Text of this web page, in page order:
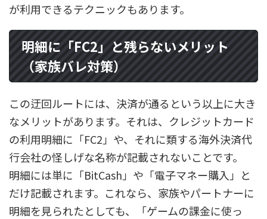
が利用できるテクニックもあります。
明細に「FC2」と残らないメリット
（家族バレ対策）
この迂回ルートには、決済が通るという以上に大き
なメリットがあります。それは、クレジットカード
の利用明細に「FC2」や、それに類する海外決済代
行会社の怪しげな名称が記載されないことです。
明細には単に「BitCash」や「電子マネー購入」と
だけ記載されます。これなら、家族やパートナーに
明細を見られたとしても、「ゲームの課金に使っ